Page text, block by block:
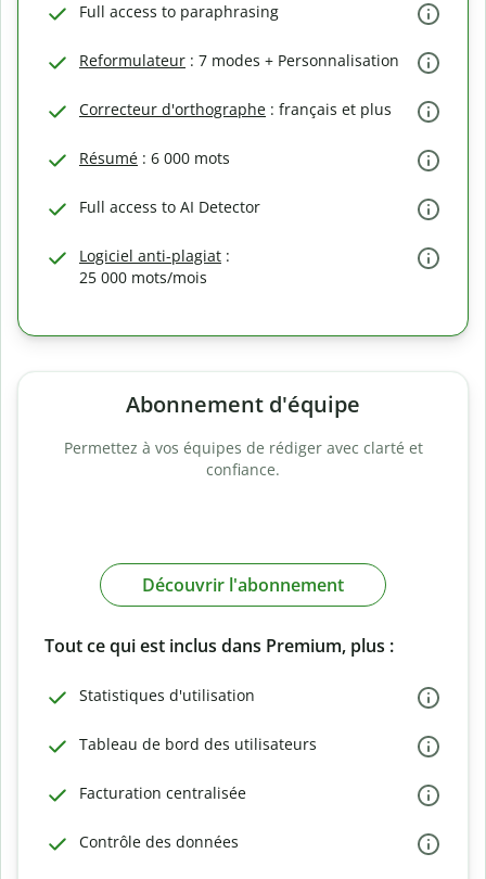
Full access to paraphrasing
Reformulateur : 7 modes + Personnalisation
Correcteur d'orthographe : français et plus
Résumé : 6 000 mots
Full access to AI Detector
Logiciel anti-plagiat :
25 000 mots/mois
Abonnement d'équipe
Permettez à vos équipes de rédiger avec clarté et
confiance.
Découvrir l'abonnement
Tout ce qui est inclus dans Premium, plus :
Statistiques d'utilisation
Tableau de bord des utilisateurs
Facturation centralisée
Contrôle des données